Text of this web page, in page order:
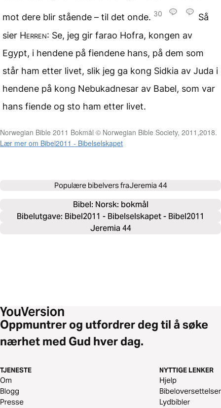
mot dere blir stående – til det onde. 30
Så
sier Herren: Se, jeg gir farao Hofra, kongen av
Egypt, i hendene på fiendene hans, på dem som
står ham etter livet, slik jeg ga kong Sidkia av Juda i
hendene på kong Nebukadnesar av Babel, som var
hans fiende og sto ham etter livet.
Norwegian Bible 2011 Bokmål © Norwegian Bible Society, 2011,2018.
Lær mer om Bibel2011 - Bibelselskapet
Populære bibelvers fraJeremia 44
Bibel: Norsk: bokmål
Bibelutgave: Bibel2011 - Bibelselskapet - Bibel2011
Jeremia 44
Oppmuntrer og utfordrer deg til å søke
nærhet med Gud hver dag.
TJENESTE
Om
Blogg
Presse
NYTTIGE LENKER
Hjelp
Bibeloversettelser
Lydbibler